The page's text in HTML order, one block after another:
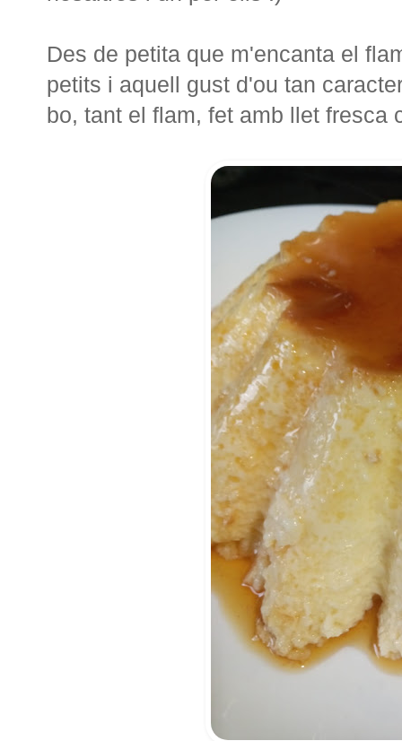
Des de petita que m'encanta el
petits i aquell gust d'ou tan
bo, tant el flam, fet amb llet fresca